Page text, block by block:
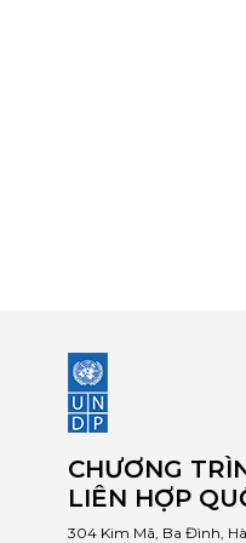
CHƯƠNG
LIÊN HỢP
304 Kim Mã, Ba Đình,